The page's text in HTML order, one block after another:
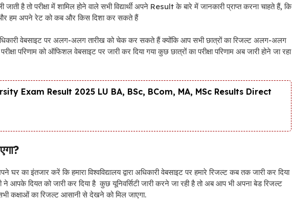
जाती है तो परीक्षा में शामिल होने वाले सभी विद्यार्थी अपने Result के बारे में जानकारी प्राप्त करना चाहते हैं, कि
और हम अपने रेट को कब और किस दिशा कर सकते हैं
वेबसाइट पर अलग-अलग तारीख को चेक कर सकते हैं क्योंकि आप सभी छात्रों का रिजल्ट अलग-अलग
परिणाम को ऑफिशल वेबसाइट पर जारी कर दिया गया कुछ छात्रों का परीक्षा परिणाम अब जारी होने जा रहा
Exam Result 2025 LU BA, BSc, BCom, MA, MSc Results Direct
का इंतजार करें कि हमारा विश्वविद्यालय द्वारा अधिकारी वेबसाइट पर हमारे रिजल्ट कब तक जारी कर दिया
ने आपके दियत को जारी कर दिया है कुछ यूनिवर्सिटी जारी करने जा रही है तो अब आप भी अपना बेड रिजल्ट
कक्षाओं का रिजल्ट आसानी से देखने को मिल जाएगा.